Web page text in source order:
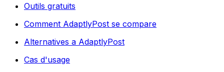
Outils gratuits
Comment AdaptlyPost se compare
Alternatives a AdaptlyPost
Cas d'usage